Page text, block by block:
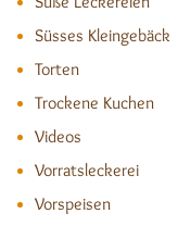
Süsses Kleingebäck
Torten
Trockene Kuchen
Videos
Vorratsleckerei
Vorspeisen